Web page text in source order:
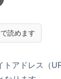
読めます
トアドレス（